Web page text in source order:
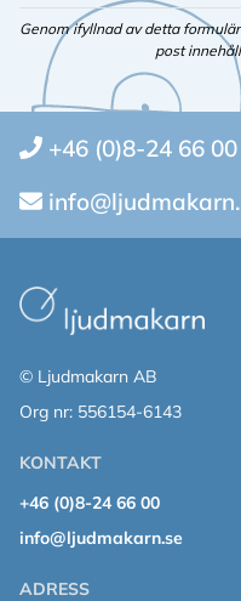
Genom ifyllnad av detta
post
+46 (0)8-24 66 00
© Ljudmakarn AB
Org nr: 556154-6143
KONTAKT
+46 (0)8-24 66 00
info@ljudmakarn.se
ADRESS